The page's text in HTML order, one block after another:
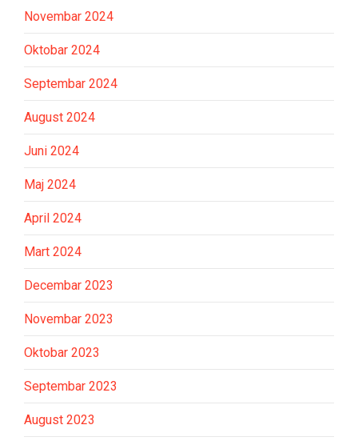
Novembar 2024
Oktobar 2024
Septembar 2024
August 2024
Juni 2024
Maj 2024
April 2024
Mart 2024
Decembar 2023
Novembar 2023
Oktobar 2023
Septembar 2023
August 2023